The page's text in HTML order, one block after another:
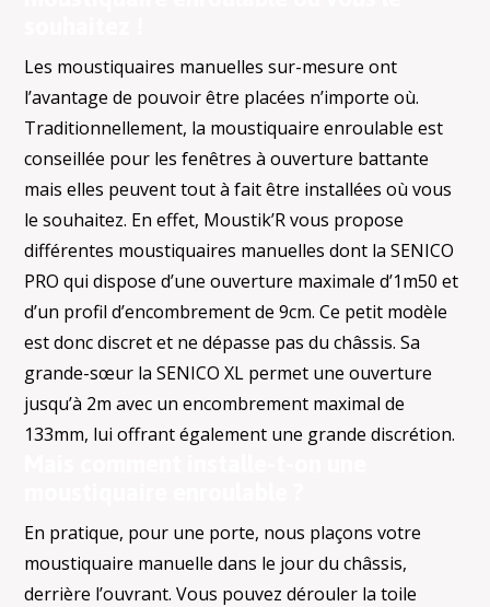
Les moustiquaires manuelles sur-mesure ont
l’avantage de pouvoir être placées n’importe où.
Traditionnellement, la moustiquaire enroulable est
conseillée pour les fenêtres à ouverture battante
mais elles peuvent tout à fait être installées où vous
le souhaitez. En effet, Moustik’R vous propose
différentes moustiquaires manuelles dont la SENICO
PRO qui dispose d’une ouverture maximale d’1m50 et
d’un profil d’encombrement de 9cm. Ce petit modèle
est donc discret et ne dépasse pas du châssis. Sa
grande-sœur la SENICO XL permet une ouverture
jusqu’à 2m avec un encombrement maximal de
133mm, lui offrant également une grande discrétion.
En pratique, pour une porte, nous plaçons votre
moustiquaire manuelle dans le jour du châssis,
derrière l’ouvrant. Vous pouvez dérouler la toile